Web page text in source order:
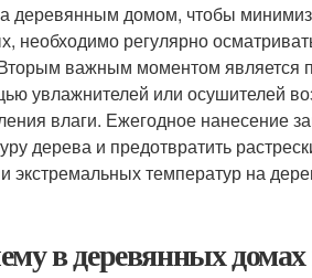
деревянным домом, чтобы
необходимо регулярно
важным моментом является
увлажнителей или осушителей
влаги. Ежегодное нанесение
дерева и предотвратить
экстремальных температур на
в деревянных